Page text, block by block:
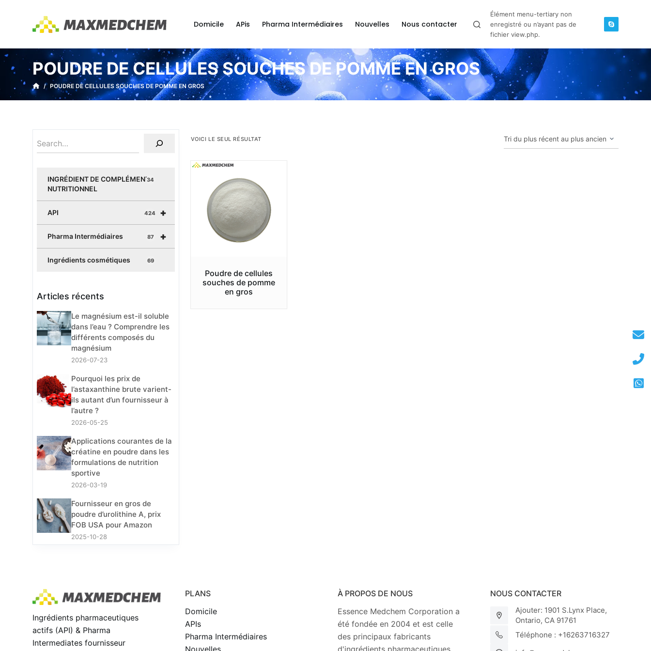
s
a
u
Domicile APis Pharma Intermédiaires Nouvelles Nous contacter
Élément menu-tertiary non
enregistré ou n’ayant pas de
fichier view.php.
POUDRE DE CELLULES SOUCHES DE POMME EN GROS
/ POUDRE DE CELLULES SOUCHES DE POMME EN GROS
VOICI LE SEUL RÉSULTAT
Poudre de cellules
souches de pomme
en gros
INGRÉDIENT DE COMPLÉMENT
NUTRITIONNEL
34
+
API 424
+
Pharma Intermédiaires 87
Ingrédients cosmétiques 69
Articles récents
Le magnésium est-il soluble
dans l’eau ? Comprendre les
différents composés du
magnésium
2026-07-23
Pourquoi les prix de
l’astaxanthine brute varient-
ils autant d’un fournisseur à
l’autre ?
2026-05-25
Applications courantes de la
créatine en poudre dans les
formulations de nutrition
sportive
2026-03-19
Fournisseur en gros de
poudre d’urolithine A, prix
FOB USA pour Amazon
2025-10-28
Ingrédients pharmaceutiques
actifs (API) & Pharma
Intermediates fournisseur
PLANS
Domicile
APIs
Pharma Intermédiaires
À PROPOS DE NOUS
Essence Medchem Corporation a
été fondée en 2004 et est celle
des principaux fabricants
NOUS CONTACTER
Ajouter: 1901 S.Lynx Place,
Ontario, CA 91761
Téléphone : +16263716327